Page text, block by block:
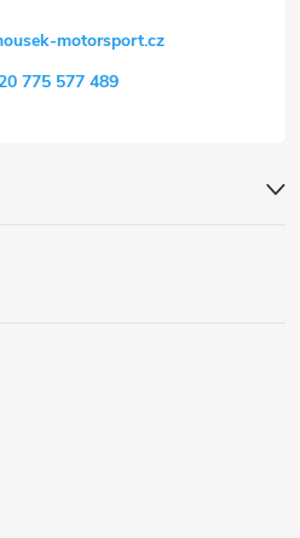
motorsport.cz
775 577 489